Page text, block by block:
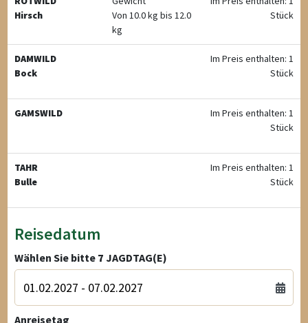
Hirsch
Von 10.0 kg bis 12.0
kg
Stück
DAMWILD
Bock
Im Preis enthalten: 1
Stück
GAMSWILD
Im Preis enthalten: 1
Stück
TAHR
Bulle
Im Preis enthalten: 1
Stück
Reisedatum
Wählen Sie bitte 7 JAGDTAG(E)
Anreisetag